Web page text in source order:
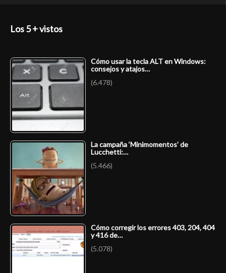
Los 5 + vistos
Cómo usar la tecla ALT en Windows:
consejos y atajos…
(6.478)
La campaña ‘Minimomentos’ de
Lucchetti:…
(5.466)
Cómo corregir los errores 403, 204, 404
y 416 de…
(5.078)